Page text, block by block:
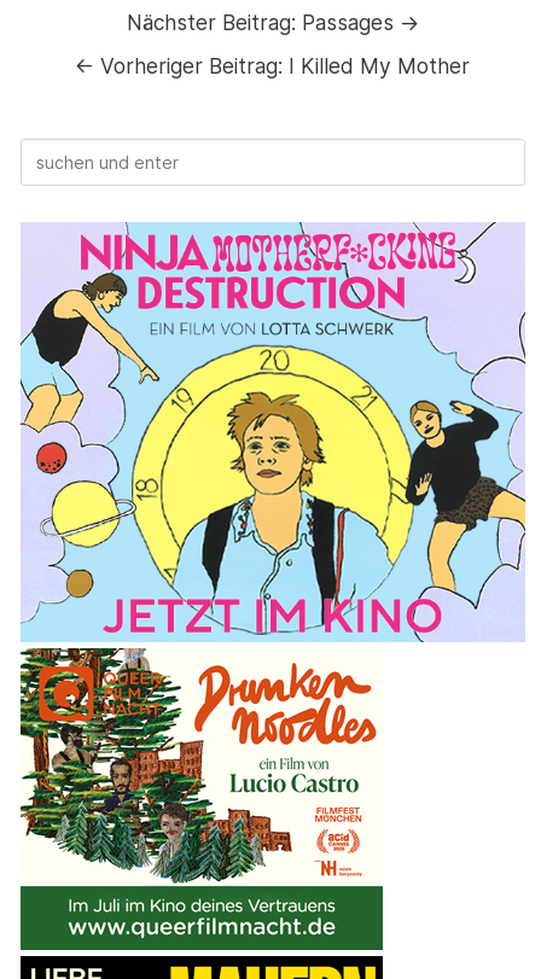
Nächster Beitrag: Passages →
←Vorheriger Beitrag: I Killed My Mother